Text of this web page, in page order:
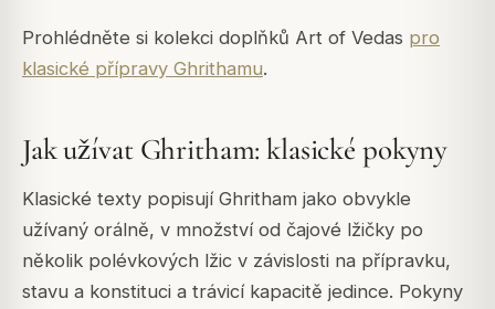
Prohlédněte si kolekci doplňků Art of Vedas pro
klasické přípravy Ghrithamu.
Jak užívat Ghritham: klasické pokyny
Klasické texty popisují Ghritham jako obvykle
užívaný orálně, v množství od čajové lžičky po
několik polévkových lžic v závislosti na přípravku,
stavu a konstituci a trávicí kapacitě jedince. Pokyny